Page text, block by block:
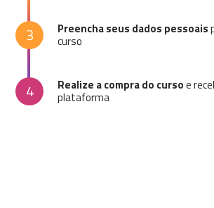
3 Preencha seus dados pessoais
curso
4 Realize a compra do cursoe
plataforma